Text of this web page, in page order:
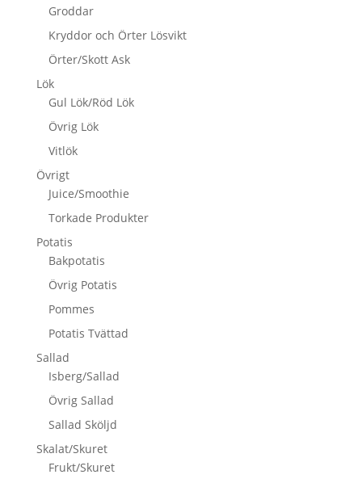
Groddar
Kryddor och Örter Lösvikt
Örter/Skott Ask
Lök
Gul Lök/Röd Lök
Övrig Lök
Vitlök
Övrigt
Juice/Smoothie
Torkade Produkter
Potatis
Bakpotatis
Övrig Potatis
Pommes
Potatis Tvättad
Sallad
Isberg/Sallad
Övrig Sallad
Sallad Sköljd
Skalat/Skuret
Frukt/Skuret